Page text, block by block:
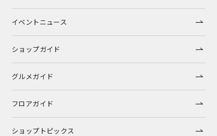
イベントニュース
ショップガイド
グルメガイド
フロアガイド
ショップトピックス